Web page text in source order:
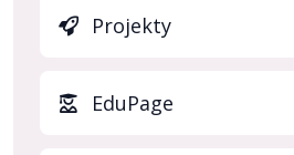
Projekty
EduPage